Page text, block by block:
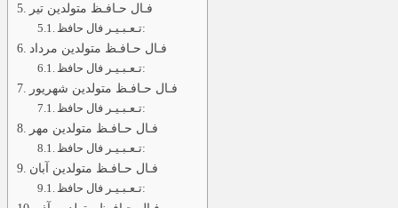
فـال حـافـظ متولدین تیر
تـعـبـیـر فال حافظ:
فـال حـافـظ متولدین مرداد
تـعـبـیـر فال حافظ:
فـال حـافـظ متولدین شهریور
تـعـبـیـر فال حافظ:
فـال حـافـظ متولدین مهر
تـعـبـیـر فال حافظ:
فـال حـافـظ متولدین آبان
تـعـبـیـر فال حافظ: